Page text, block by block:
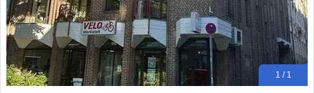
1 / 1